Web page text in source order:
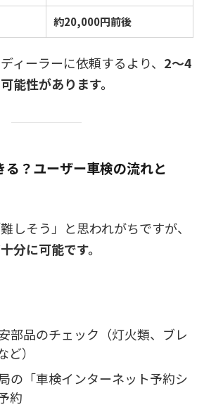
約20,000円前後
ィーラーに依頼するより、 2〜4
能性があります。
る？ユーザー車検の流れと
しそう」と思われがちですが、
分に可能です。
部品のチェック（灯火類、ブレ
）
の「車検インターネット予約シ
約